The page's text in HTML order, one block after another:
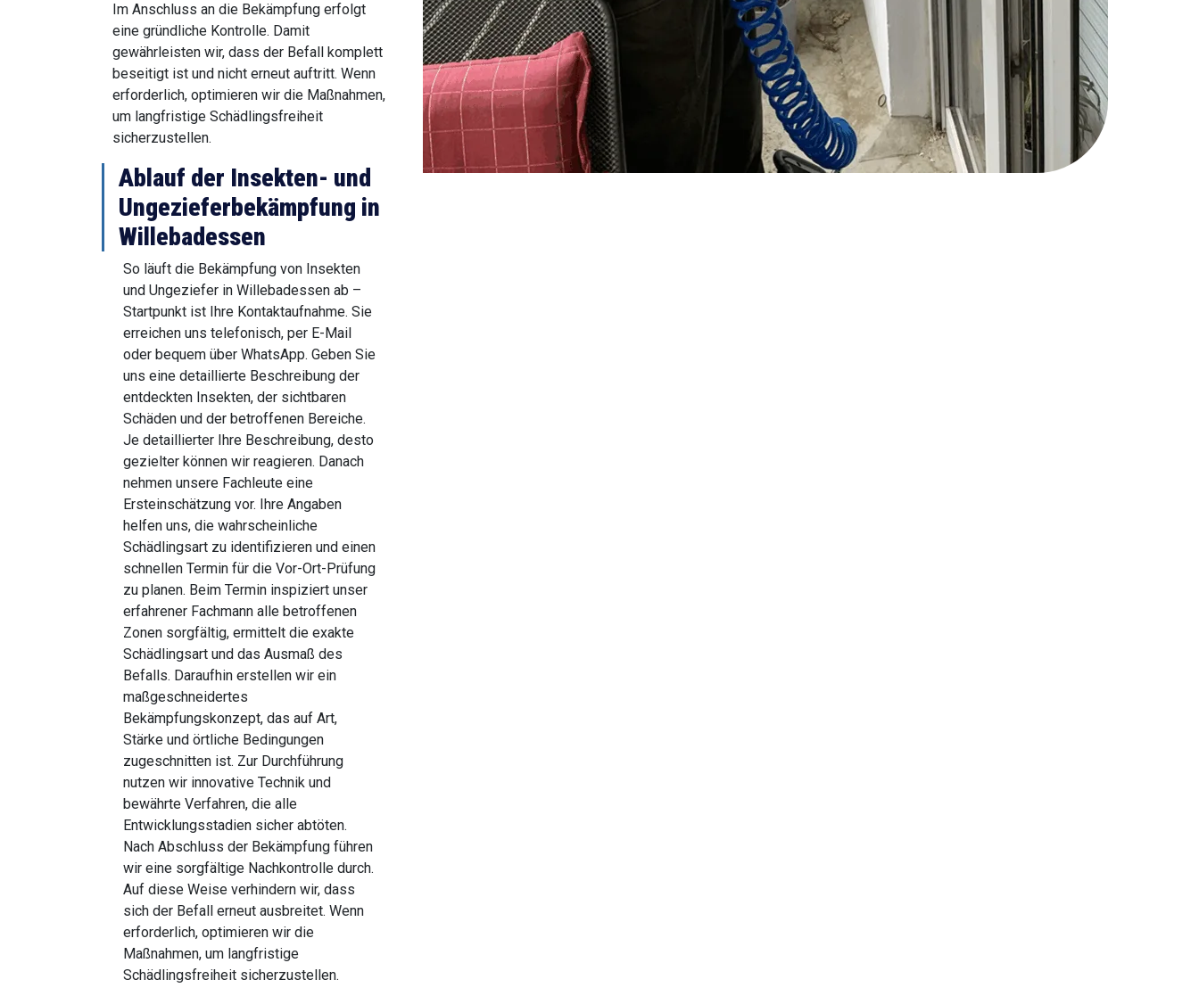
Im Anschluss an die Bekämpfung erfolgt
eine gründliche Kontrolle. Damit
gewährleisten wir, dass der Befall komplett
beseitigt ist und nicht erneut auftritt. Wenn
erforderlich, optimieren wir die Maßnahmen,
um langfristige Schädlingsfreiheit
sicherzustellen.
Ablauf der Insekten- und
Ungezieferbekämpfung in
Willebadessen
So läuft die Bekämpfung von Insekten
und Ungeziefer in Willebadessen ab –
Startpunkt ist Ihre Kontaktaufnahme. Sie
erreichen uns telefonisch, per E-Mail
oder bequem über WhatsApp. Geben Sie
uns eine detaillierte Beschreibung der
entdeckten Insekten, der sichtbaren
Schäden und der betroffenen Bereiche.
Je detaillierter Ihre Beschreibung, desto
gezielter können wir reagieren. Danach
nehmen unsere Fachleute eine
Ersteinschätzung vor. Ihre Angaben
helfen uns, die wahrscheinliche
Schädlingsart zu identifizieren und einen
schnellen Termin für die Vor-Ort-Prüfung
zu planen. Beim Termin inspiziert unser
erfahrener Fachmann alle betroffenen
Zonen sorgfältig, ermittelt die exakte
Schädlingsart und das Ausmaß des
Befalls. Daraufhin erstellen wir ein
maßgeschneidertes
Bekämpfungskonzept, das auf Art,
Stärke und örtliche Bedingungen
zugeschnitten ist. Zur Durchführung
nutzen wir innovative Technik und
bewährte Verfahren, die alle
Entwicklungsstadien sicher abtöten.
Nach Abschluss der Bekämpfung führen
wir eine sorgfältige Nachkontrolle durch.
Auf diese Weise verhindern wir, dass
sich der Befall erneut ausbreitet. Wenn
erforderlich, optimieren wir die
Maßnahmen, um langfristige
Schädlingsfreiheit sicherzustellen.